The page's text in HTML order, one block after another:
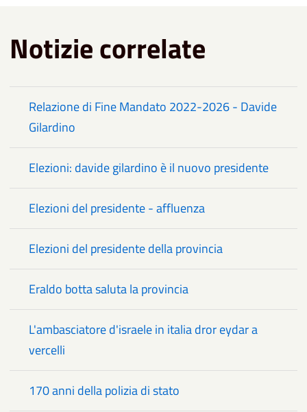
Notizie correlate
Relazione di Fine Mandato 2022-2026 - Davide
Gilardino
Elezioni: davide gilardino è il nuovo presidente
Elezioni del presidente - affluenza
Elezioni del presidente della provincia
Eraldo botta saluta la provincia
L'ambasciatore d'israele in italia dror eydar a
vercelli
170 anni della polizia di stato